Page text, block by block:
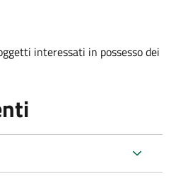
interessati in possesso dei